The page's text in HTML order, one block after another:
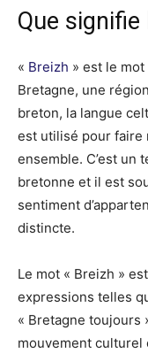
Que signifie
« Breizh » est le
Bretagne, une
breton, la langue
est utilisé pour faire
ensemble. C’est un
bretonne et il est
sentiment
distincte.
Le mot « Breizh »
expressions telles
« Bretagne toujours
mouvement